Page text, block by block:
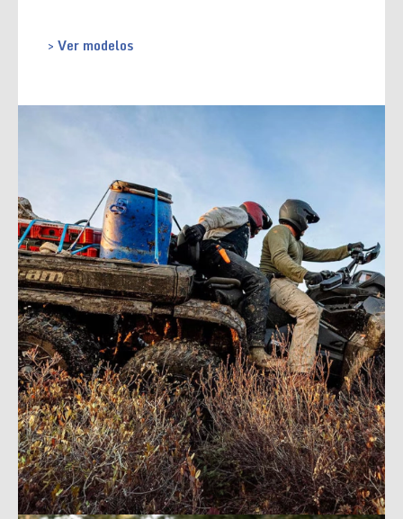
> Ver modelos